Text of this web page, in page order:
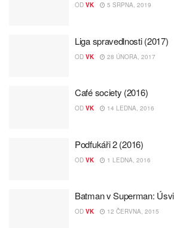
OD VK 5 SRPNA, 2019
Liga spravedlnosti (2017)
OD VK 28 ÚNORA, 2017
Café society (2016)
OD VK 14 LEDNA, 2016
Podfukáři 2 (2016)
OD VK 1 LEDNA, 2016
Batman v Superman:
OD VK 12 ČERVNA, 2015